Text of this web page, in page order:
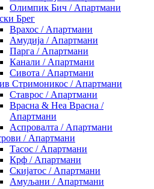
Олимпик Бич / Апартмани
Брег
Врахос / Апартмани
Амудија / Апартмани
Парга / Апартмани
Канали / Апартмани
Сивота / Апартмани
Стримоникос / Апартмани
Ставрос / Апартмани
Врасна & Неа Врасна /
Апартмани
Аспровалта / Апартмани
/ Апартмани
Тасос / Апартмани
Крф / Апартмани
Скијатос / Апартмани
Амуљани / Апартмани